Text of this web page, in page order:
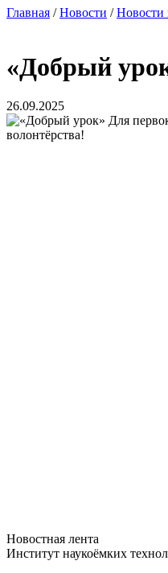
Главная /Новости /Новости
«Добрый
26.09.2025
Для
волонтёрства!
Новостная лента
Институт наукоёмких